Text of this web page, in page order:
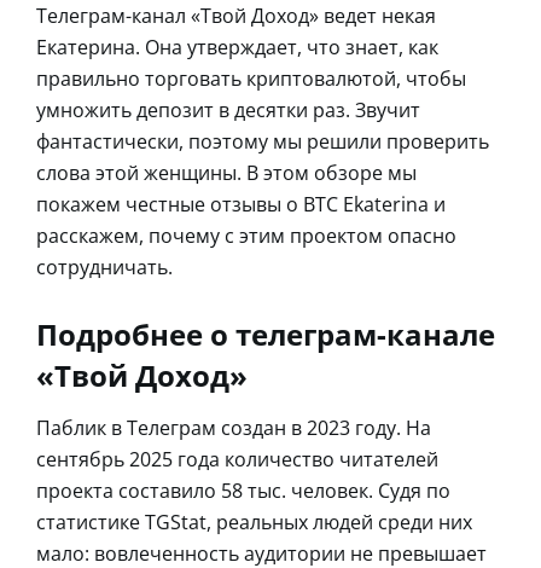
Телеграм-канал «Твой Доход» ведет некая
Екатерина. Она утверждает, что знает, как
правильно торговать криптовалютой, чтобы
умножить депозит в десятки раз. Звучит
фантастически, поэтому мы решили проверить
слова этой женщины. В этом обзоре мы
покажем честные отзывы о BTC Ekaterina и
расскажем, почему с этим проектом опасно
сотрудничать.
Подробнее о телеграм-канале
«Твой Доход»
Паблик в Телеграм создан в 2023 году. На
сентябрь 2025 года количество читателей
проекта составило 58 тыс. человек. Судя по
статистике TGStat, реальных людей среди них
мало: вовлеченность аудитории не превышает